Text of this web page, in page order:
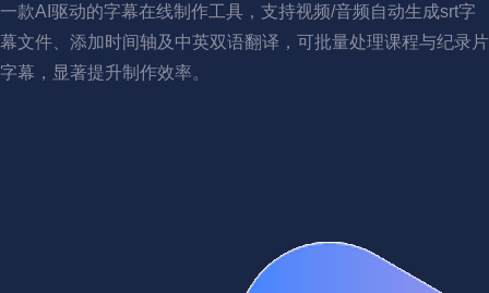
一款AI驱动的字幕在线制作工具，支持视频/音频自动生成srt字
幕文件、添加时间轴及中英双语翻译，可批量处理课程与纪录片
字幕，显著提升制作效率。